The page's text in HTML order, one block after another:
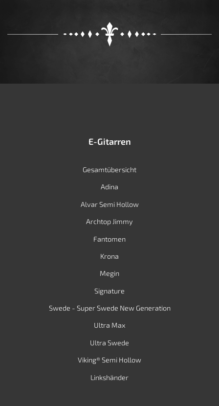
E-Gitarren
Gesamtübersicht
Adina
Alvar Semi Hollow
Archtop Jimmy
Fantomen
Krona
Megin
Signature
Swede - Super Swede New Generation
Ultra Max
Ultra Swede
Viking® Semi Hollow
Linkshänder